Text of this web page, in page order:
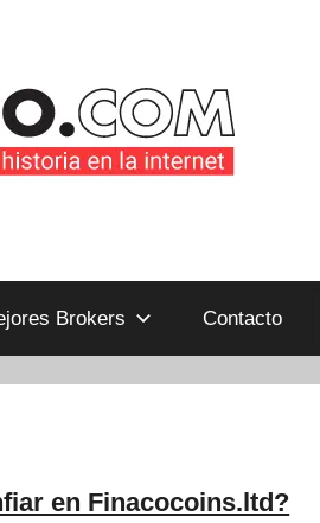
Brokers Contacto
en Finacocoins.ltd?